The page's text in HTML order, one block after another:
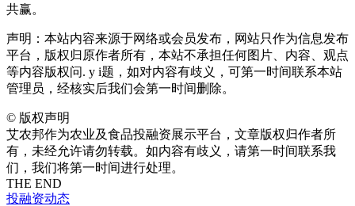
共赢。
声明：本站内容来源于网络或会员发布，网站只作为信息发布
平台，版权归原作者所有，本站不承担任何图片、内容、观点
等内容版权问. y i题，如对内容有歧义，可第一时间联系本站
管理员，经核实后我们会第一时间删除。
© 版权声明
艾农邦作为农业及食品投融资展示平台，文章版权归作者所
有，未经允许请勿转载。如内容有歧义，请第一时间联系我
们，我们将第一时间进行处理。
THE END
投融资动态